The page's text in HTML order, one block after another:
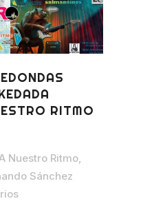
RITMO
Nuestro Ritmo
Sánchez